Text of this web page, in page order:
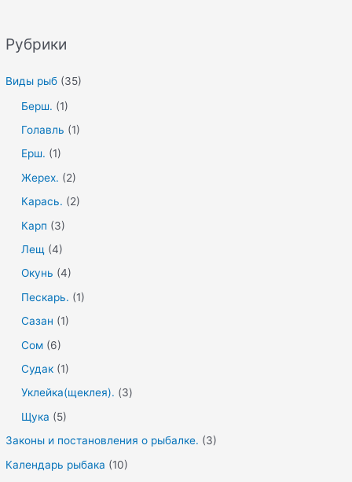
Рубрики
Виды рыб (35)
Берш. (1)
Голавль (1)
Ерш. (1)
Жерех. (2)
Карась. (2)
Карп (3)
Лещ (4)
Окунь (4)
Пескарь. (1)
Сазан (1)
Сом (6)
Судак (1)
Уклейка(щеклея). (3)
Щука (5)
Законы и постановления о рыбалке. (3)
Календарь рыбака (10)